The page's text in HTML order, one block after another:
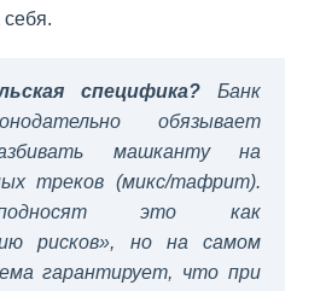
специфика?Банк
обязывает
машканту на
треков (микс/тафрит).
это как
рисков», но на самом
гарантирует, что при